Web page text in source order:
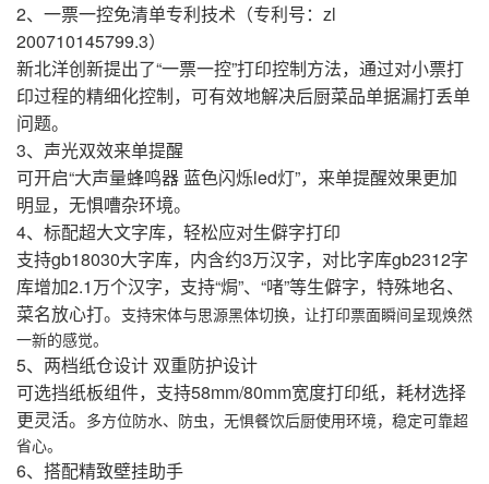
2、一票一控免清单专利技术（专利号：zl
200710145799.3）
新北洋创新提出了“一票一控”打印控制方法，通过对小票打
印过程的精细化控制，可有效地解决后厨菜品单据漏打丢单
问题。
3、声光双效来单提醒
可开启“大声量蜂鸣器 蓝色闪烁led灯”，来单提醒效果更加
明显，无惧嘈杂环境。
4、标配超大文字库，轻松应对生僻字打印
支持gb18030大字库，内含约3万汉字，对比字库gb2312字
库增加2.1万个汉字，支持“焗”、“啫”等生僻字，特殊地名、
菜名放心打。 支持宋体与思源黑体切换，让打印票面瞬间呈现焕然
一新的感觉。
5、两档纸仓设计 双重防护设计
可选挡纸板组件，支持58mm/80mm宽度打印纸，耗材选择
更灵活。 多方位防水、防虫，无惧餐饮后厨使用环境，稳定可靠超
省心。
6、搭配精致壁挂助手